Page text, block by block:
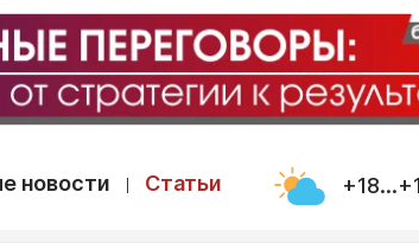
новости Статьи